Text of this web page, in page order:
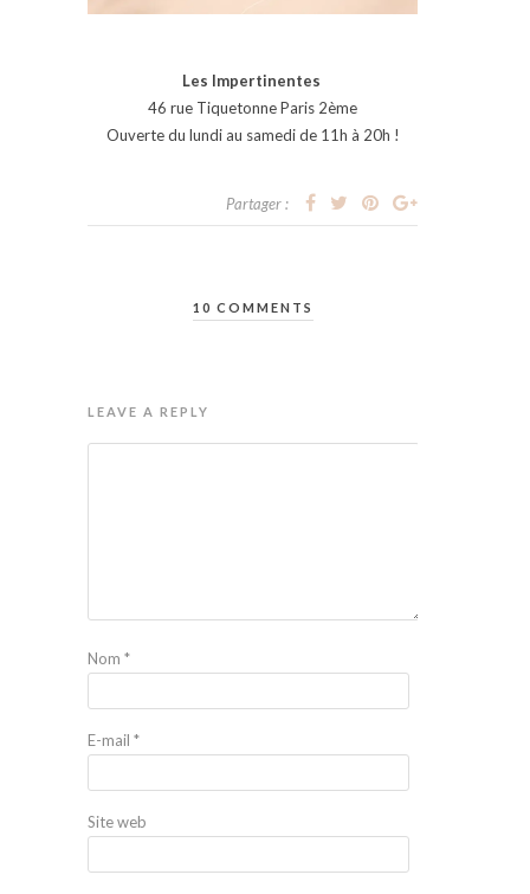
Les Impertinentes
46 rue Tiquetonne Paris 2ème
Ouverte du lundi au samedi de 11h à 20h !
Partager :
10 COMMENTS
LEAVE A REPLY
Nom *
E-mail *
Site web